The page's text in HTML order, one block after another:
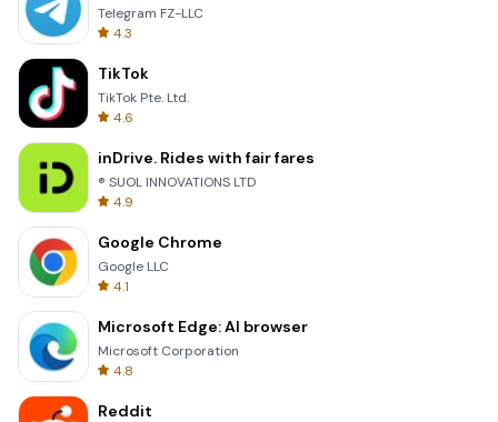
Telegram FZ-LLC
4.3
TikTok
TikTok Pte. Ltd.
4.6
inDrive. Rides with fair fares
® SUOL INNOVATIONS LTD
4.9
Google Chrome
Google LLC
4.1
Microsoft Edge: AI browser
Microsoft Corporation
4.8
Reddit